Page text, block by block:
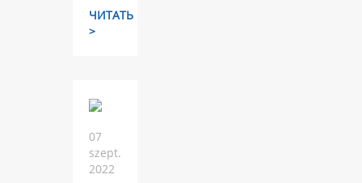
ЧИТАТЬ
>
07
szept.
2022